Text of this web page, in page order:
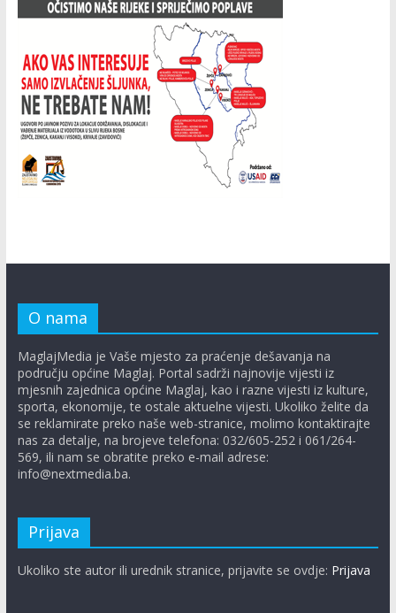
O nama
MaglajMedia je Vaše mjesto za praćenje dešavanja na
području općine Maglaj. Portal sadrži najnovije vijesti iz
mjesnih zajednica općine Maglaj, kao i razne vijesti iz kulture,
sporta, ekonomije, te ostale aktuelne vijesti. Ukoliko želite da
se reklamirate preko naše web-stranice, molimo kontaktirajte
nas za detalje, na brojeve telefona: 032/605-252 i 061/264-
569, ili nam se obratite preko e-mail adrese:
info@nextmedia.ba.
Prijava
Ukoliko ste autor ili urednik stranice, prijavite se ovdje: Prijava